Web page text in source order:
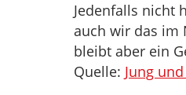
Jedenfalls nicht
auch wir das im
bleibt aber ein
Quelle: Jung